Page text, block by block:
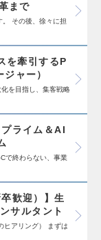
まで
。 その後、徐々に担
を牽引するP
ャー）
を目指し、集客戦略
ライム＆AI
で終わらない、事業
歓迎）】生
サルタント
ヒアリング） まずは